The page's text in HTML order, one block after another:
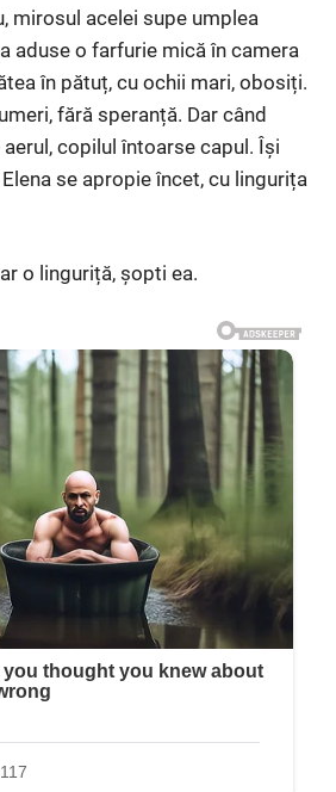
mirosul acelei supe umplea
aduse o farfurie mică în camera
în pătuț, cu ochii mari, obosiți.
fără speranță. Dar când
copilul întoarse capul. Își
se apropie încet, cu lingurița
o linguriță, șopti ea.